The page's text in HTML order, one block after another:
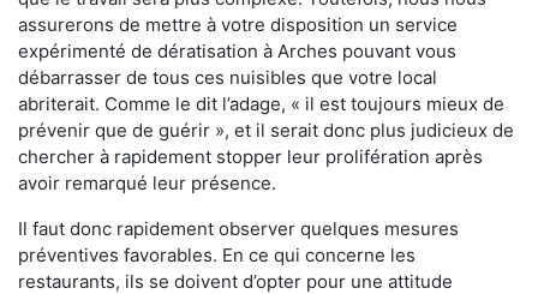
assurerons de mettre à votre disposition un service
expérimenté de dératisation à Arches pouvant vous
débarrasser de tous ces nuisibles que votre local
abriterait. Comme le dit l’adage, « il est toujours mieux de
prévenir que de guérir », et il serait donc plus judicieux de
chercher à rapidement stopper leur prolifération après
avoir remarqué leur présence.
Il faut donc rapidement observer quelques mesures
préventives favorables. En ce qui concerne les
restaurants, ils se doivent d’opter pour une attitude